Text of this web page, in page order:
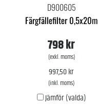
D900605
Färgfällefilter 0,5x20m
798 kr
(exkl. moms)
997,50 kr
(inkl. moms)
Jämför (valda)